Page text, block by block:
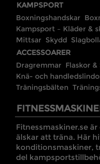
KAMPSPORT
Boxningshandskar
Kampsport – Kläder &
Mittsar Skydd
ACCESSOARER
Dragremmar Flaskor &
Knä- och
Träningsbälten
Fitnessmaskiner.se
älskar att träna. Här
konditionsmaskiner,
del